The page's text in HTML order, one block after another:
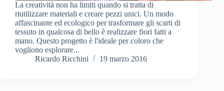
La creatività non ha limiti quando si tratta di
riutilizzare materiali e creare pezzi unici. Un modo
affascinante ed ecologico per trasformare gli scarti di
tessuto in qualcosa di bello è realizzare fiori fatti a
mano. Questo progetto è l'ideale per coloro che
vogliono esplorare...
Ricardo Ricchini
19 marzo 2016